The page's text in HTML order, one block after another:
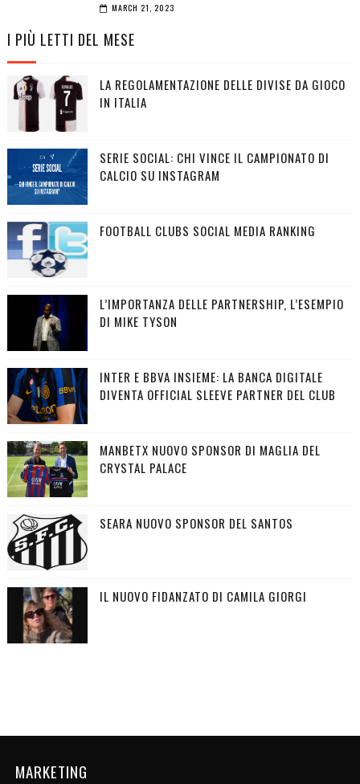
MARCH 21, 2023
I PIÙ LETTI DEL MESE
LA REGOLAMENTAZIONE DELLE DIVISE DA GIOCO
IN ITALIA
SERIE SOCIAL: CHI VINCE IL CAMPIONATO DI
CALCIO SU INSTAGRAM
FOOTBALL CLUBS SOCIAL MEDIA RANKING
L’IMPORTANZA DELLE PARTNERSHIP, L’ESEMPIO
DI MIKE TYSON
INTER E BBVA INSIEME: LA BANCA DIGITALE
DIVENTA OFFICIAL SLEEVE PARTNER DEL CLUB
MANBETX NUOVO SPONSOR DI MAGLIA DEL
CRYSTAL PALACE
SEARA NUOVO SPONSOR DEL SANTOS
IL NUOVO FIDANZATO DI CAMILA GIORGI
MARKETING